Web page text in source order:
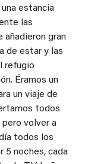
estancia
las
gran
de estar y las
refugio
Éramos un
un viaje de
todos
pero volver a
todos los
5 noches, cada